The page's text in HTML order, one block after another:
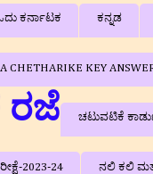
ಕರ್ನಾಟಕ ಕನ್ನಡ
KEY
ರಜೆ ಚಟುವಟಿಕೆ
2023-24 ನಲಿ ಕಲಿ